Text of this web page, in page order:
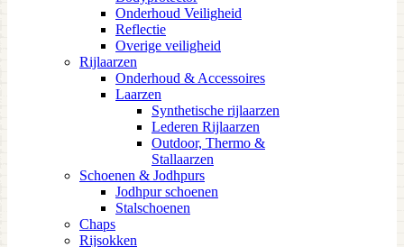
Onderhoud Veiligheid
Reflectie
Overige veiligheid
Rijlaarzen
Onderhoud & Accessoires
Laarzen
Synthetische rijlaarzen
Lederen Rijlaarzen
Outdoor, Thermo &
Stallaarzen
Schoenen & Jodhpurs
Jodhpur schoenen
Stalschoenen
Chaps
Rijsokken